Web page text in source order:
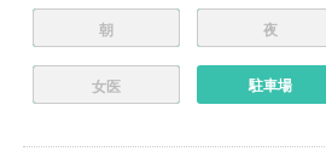
朝 夜
女医 駐車場